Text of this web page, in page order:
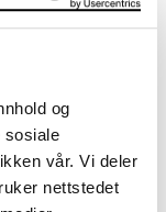
og
sosiale
vår. Vi deler
nettstedet
maleriet.